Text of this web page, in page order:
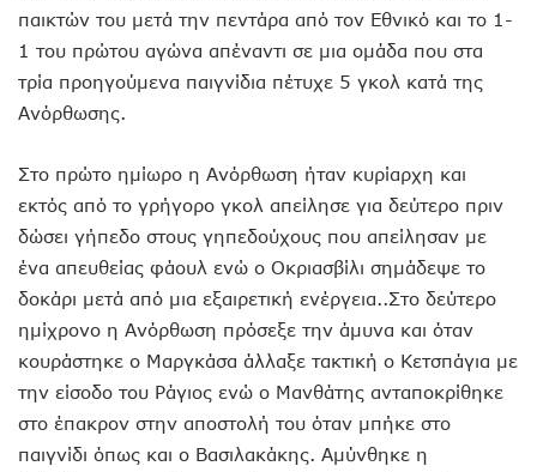
παικτών του μετά την πεντάρα από τον Εθνικό και το 1-
1 του πρώτου αγώνα απέναντι σε μια ομάδα που στα
τρία προηγούμενα παιγνίδια πέτυχε 5 γκολ κατά της
Ανόρθωσης.
Στο πρώτο ημίωρο η Ανόρθωση ήταν κυρίαρχη και
εκτός από το γρήγορο γκολ απείλησε για δεύτερο πριν
δώσει γήπεδο στους γηπεδούχους που απείλησαν με
ένα απευθείας φάουλ ενώ ο Οκριασβίλι σημάδεψε το
δοκάρι μετά από μια εξαιρετική ενέργεια..Στο δεύτερο
ημίχρονο η Ανόρθωση πρόσεξε την άμυνα και όταν
κουράστηκε ο Μαργκάσα άλλαξε τακτική ο Κετσπάγια με
την είσοδο του Ράγιος ενώ ο Μανθάτης ανταποκρίθηκε
στο έπακρον στην αποστολή του όταν μπήκε στο
παιγνίδι όπως και ο Βασιλακάκης. Αμύνθηκε η